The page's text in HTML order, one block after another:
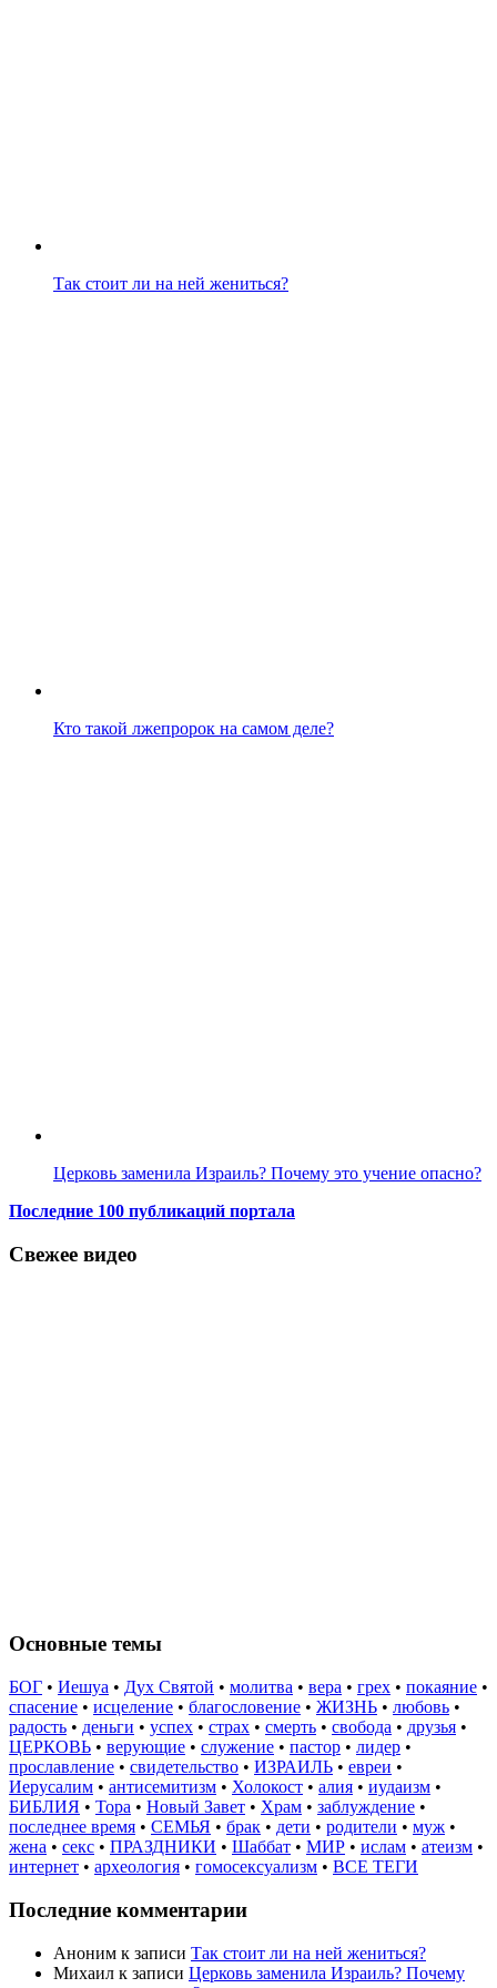
Так стоит ли на ней жениться?
Кто такой лжепророк на самом деле?
Церковь заменила Израиль? Почему это учение опасно?
Последние 100 публикаций портала
Свежее видео
Основные темы
БОГ • Иешуа • Дух Святой • молитва • вера • грех • покаяние •
спасение • исцеление • благословение • ЖИЗНЬ • любовь •
радость • деньги • успех • страх • смерть • свобода • друзья •
ЦЕРКОВЬ • верующие • служение • пастор • лидер •
прославление • свидетельство • ИЗРАИЛЬ • евреи •
Иерусалим • антисемитизм • Холокост • алия • иудаизм •
БИБЛИЯ • Тора • Новый Завет • Храм • заблуждение •
последнее время • СЕМЬЯ • брак • дети • родители • муж •
жена • секс • ПРАЗДНИКИ • Шаббат • МИР • ислам • атеизм •
интернет • археология • гомосексуализм • ВСЕ ТЕГИ
Последние комментарии
Аноним к записи Так стоит ли на ней жениться?
Михаил к записи Церковь заменила Израиль? Почему